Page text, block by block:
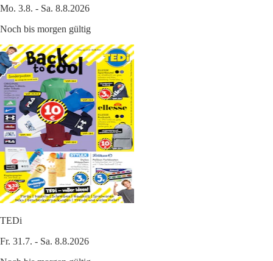
Mo. 3.8. - Sa. 8.8.2026
Noch bis morgen gültig
TEDi
Fr. 31.7. - Sa. 8.8.2026